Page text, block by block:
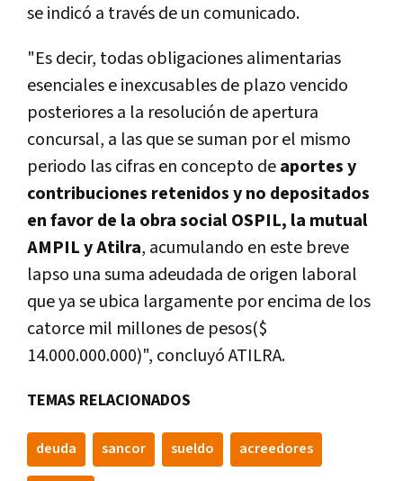
se indicó a través de un comunicado.
"Es decir, todas obligaciones alimentarias
esenciales e inexcusables de plazo vencido
posteriores a la resolución de apertura
concursal, a las que se suman por el mismo
periodo las cifras en concepto deaportes y
contribuciones retenidos y no depositados
en favor de la obra social OSPIL, la mutual
AMPIL y Atilra, acumulando en este breve
lapso una suma adeudada de origen laboral
que ya se ubica largamente por encima de los
catorce mil millones de pesos($
14.000.000.000)", concluyó ATILRA.
TEMAS RELACIONADOS
deuda sancor sueldo acreedores